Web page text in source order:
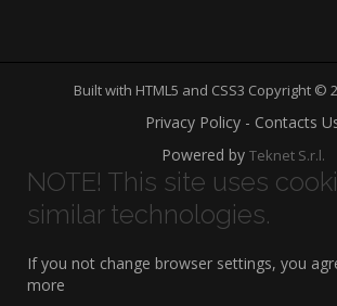
Built with HTML5 and CSS3 Copyright ©
Privacy Policy - Contacts
Powered by Teknet S.r.l.
NOTE! This site uses
similar technologies.
If you not change browser settings, you
more